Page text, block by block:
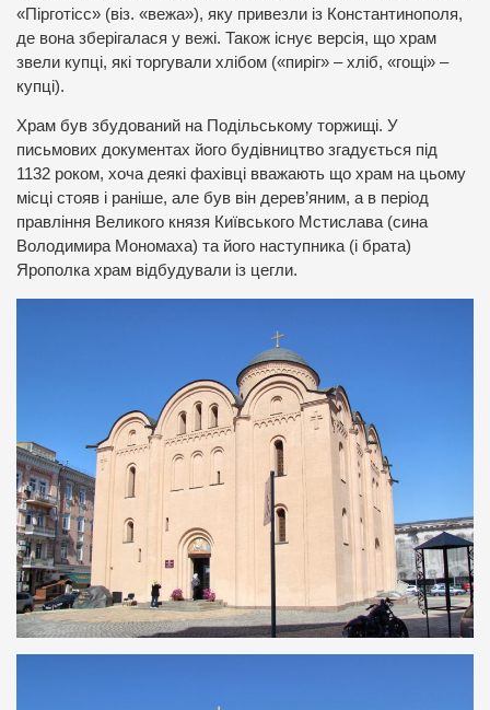
«Пірготісс» (віз. «вежа»), яку привезли із Константинополя,
де вона зберігалася у вежі. Також існує версія, що храм
звели купці, які торгували хлібом («пиріг» – хліб, «гощі» –
купці).
Храм був збудований на Подільському торжищі. У
письмових документах його будівництво згадується під
1132 роком, хоча деякі фахівці вважають що храм на цьому
місці стояв і раніше, але був він дерев’яним, а в період
правління Великого князя Київського Мстислава (сина
Володимира Мономаха) та його наступника (і брата)
Ярополка храм відбудували із цегли.